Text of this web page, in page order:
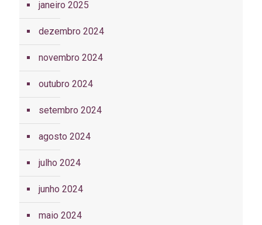
janeiro 2025
dezembro 2024
novembro 2024
outubro 2024
setembro 2024
agosto 2024
julho 2024
junho 2024
maio 2024